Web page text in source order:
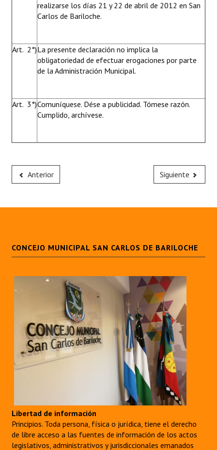
realizarse los días 21 y 22 de abril de 2012 en San
Carlos de Bariloche.
Art. 2°)La presente declaración no implica la
obligatoriedad de efectuar erogaciones por parte
de la Administración Municipal.
Art. 3°)Comuníquese. Dése a publicidad. Tómese razón.
Cumplido, archívese.
Anterior Siguiente
CONCEJO MUNICIPAL SAN CARLOS DE BARILOCHE
Libertad de información
Principios. Toda persona, física o jurídica, tiene el derecho
de libre acceso a las fuentes de información de los actos
legislativos, administrativos y jurisdiccionales emanados